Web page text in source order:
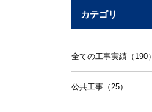
カテゴリ
全ての工事実績（190）
公共工事（25）